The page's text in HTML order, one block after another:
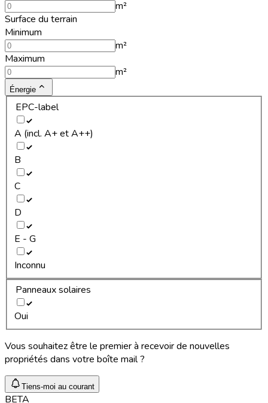
m²
Surface du terrain
Minimum
m²
Maximum
m²
Énergie
EPC-label
A (incl. A+ et A++)
B
C
D
E - G
Inconnu
Panneaux solaires
Oui
Vous souhaitez être le premier à recevoir de nouvelles
propriétés dans votre boîte mail ?
Tiens-moi au courant
BETA